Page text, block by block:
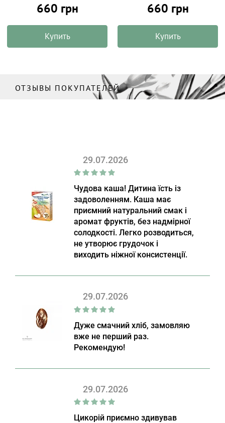
660 грн
Купить
660 грн
Купить
ОТЗЫВЫ ПОКУПАТЕЛЕЙ
29.07.2026
Чудова каша! Дитина їсть із
задоволенням. Каша має
приємний натуральний смак і
аромат фруктів, без надмірної
солодкості. Легко розводиться,
не утворює грудочок і
виходить ніжної консистенції.
29.07.2026
Дуже смачний хліб, замовляю
вже не перший раз.
Рекомендую!
29.07.2026
Цикорій приємно здивував